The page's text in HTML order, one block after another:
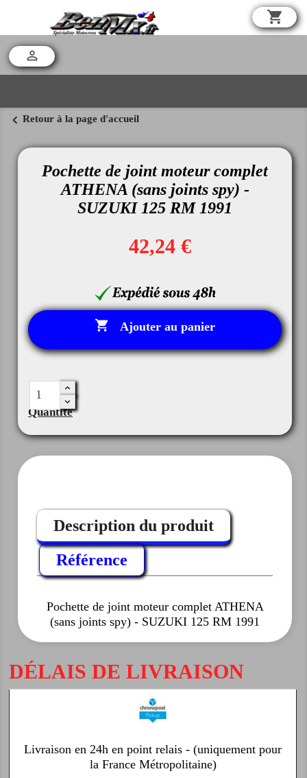
shopping_cart

chevron_left Retour à la page d'accueil
Pochette de joint moteur complet
ATHENA (sans joints spy) -
SUZUKI 125 RM 1991
42,24 €
 Ajouter au panier
Quantité
Description du produit
Référence
Pochette de joint moteur complet ATHENA
(sans joints spy) - SUZUKI 125 RM 1991
DÉLAIS DE LIVRAISON
Livraison en 24h en point relais - (uniquement pour
la France Métropolitaine)